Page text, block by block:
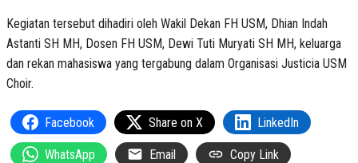
Kegiatan tersebut dihadiri oleh Wakil Dekan FH USM, Dhian Indah
Astanti SH MH, Dosen FH USM, Dewi Tuti Muryati SH MH, keluarga
dan rekan mahasiswa yang tergabung dalam Organisasi Justicia USM
Choir.
Facebook Share on X LinkedIn
WhatsApp Email Copy Link